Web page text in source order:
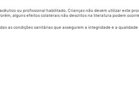
ou profissional habilitado. Crianças não devem utilizar este
alguns efeitos colaterais não descritos na literatura podem
as condições sanitárias que assegurem a integridade e a